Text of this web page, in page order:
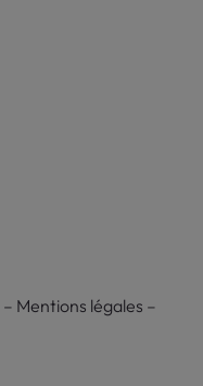
– Mentions légales –